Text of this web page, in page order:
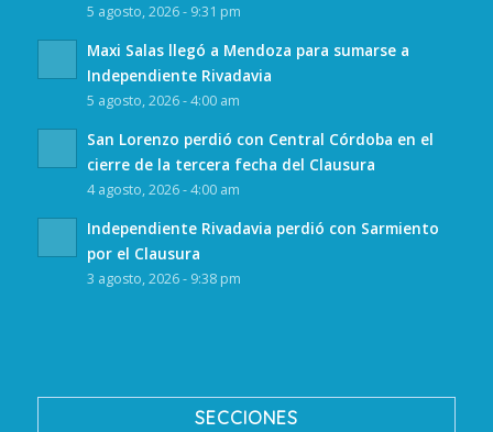
5 agosto, 2026 - 9:31 pm
Maxi Salas llegó a Mendoza para sumarse a
Independiente Rivadavia
5 agosto, 2026 - 4:00 am
San Lorenzo perdió con Central Córdoba en el
cierre de la tercera fecha del Clausura
4 agosto, 2026 - 4:00 am
Independiente Rivadavia perdió con Sarmiento
por el Clausura
3 agosto, 2026 - 9:38 pm
SECCIONES